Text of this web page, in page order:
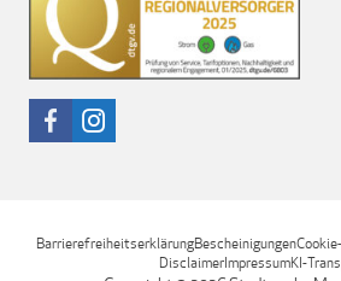
BarrierefreiheitserklärungBescheinigungen
DisclaimerImpressumKI-